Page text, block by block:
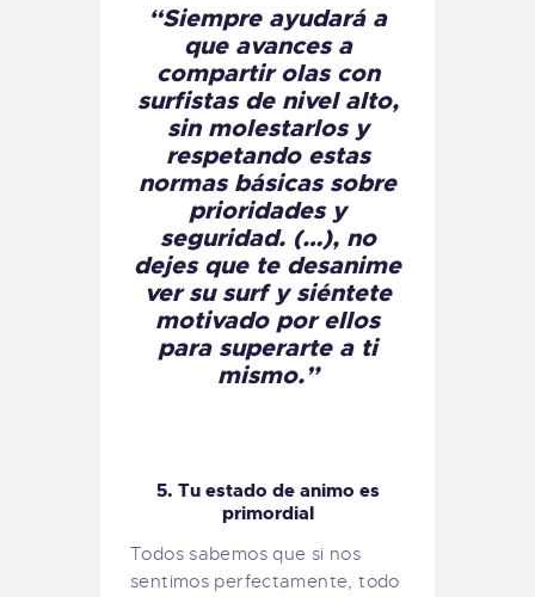
“Siempre ayudará a
que avances a
compartir olas con
surfistas de nivel alto,
sin molestarlos y
respetando estas
normas básicas sobre
prioridades y
seguridad. (…), no
dejes que te desanime
ver su surf y siéntete
motivado por ellos
para superarte a ti
mismo.”
5. Tu estado de animo es
primordial
Todos sabemos que si nos
sentimos perfectamente, todo